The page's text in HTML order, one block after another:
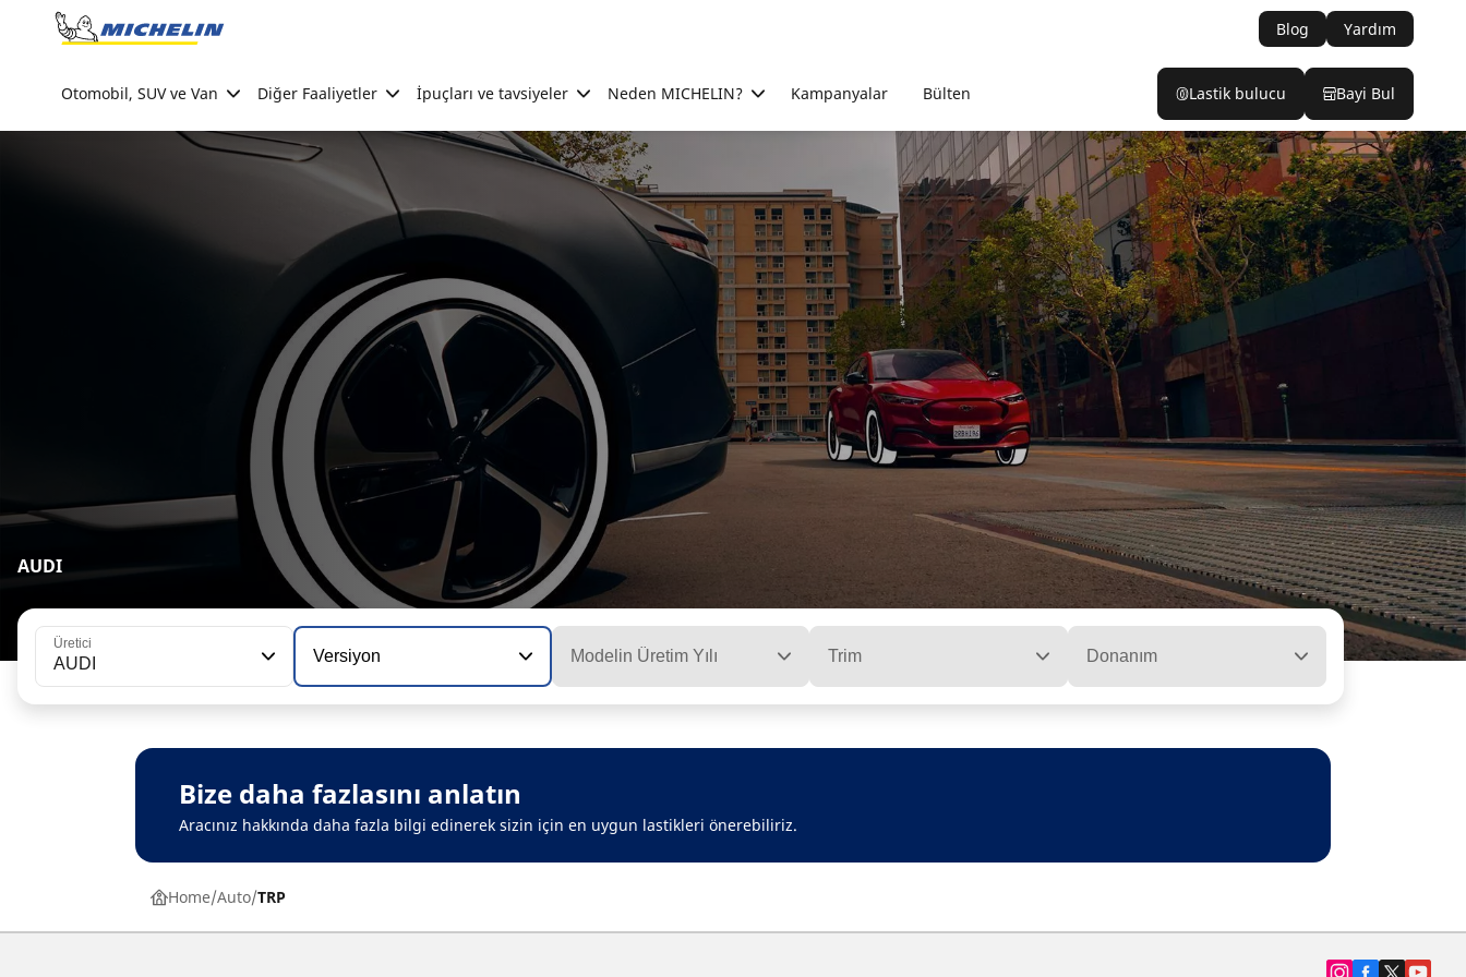
Go to page content
Blog Yardım
Otomobil, SUV ve Van Diğer Faaliyetler İpuçları ve tavsiyeler Neden MICHELIN? Kampanyalar Bülten Lastik bulucu Bayi Bul
AUDI
Üretici
AUDI Versiyon Modelin Üretim Yılı Trim Donanım
Bize daha fazlasını anlatın
Aracınız hakkında daha fazla bilgi edinerek sizin için en uygun lastikleri önerebiliriz.
Home Auto TRP